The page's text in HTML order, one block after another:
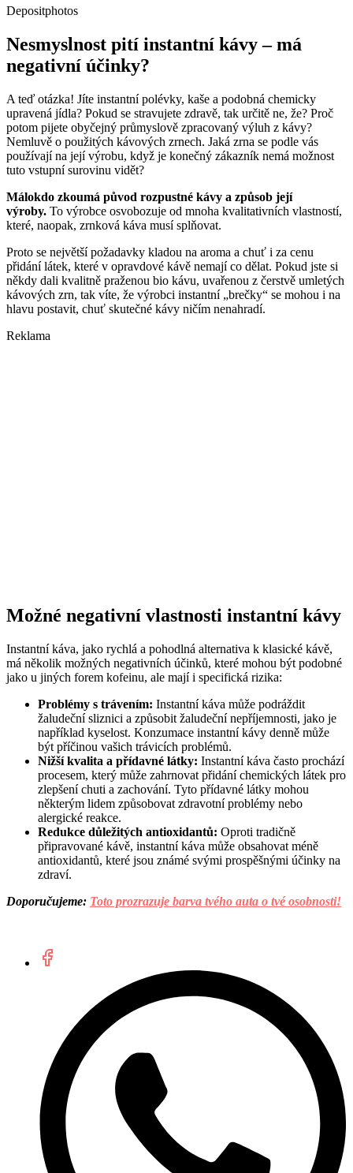
Depositphotos
Nesmyslnost pití instantní kávy – má
negativní účinky?
A teď otázka! Jíte instantní polévky, kaše a podobná chemicky
upravená jídla? Pokud se stravujete zdravě, tak určitě ne, že? Proč
potom pijete obyčejný průmyslově zpracovaný výluh z kávy?
Nemluvě o použitých kávových zrnech. Jaká zrna se podle vás
používají na její výrobu, když je konečný zákazník nemá možnost
tuto vstupní surovinu vidět?
Málokdo zkoumá původ rozpustné kávy a způsob její
výroby. To výrobce osvobozuje od mnoha kvalitativních vlastností,
které, naopak, zrnková káva musí splňovat.
Proto se největší požadavky kladou na aroma a chuť i za cenu
přidání látek, které v opravdové kávě nemají co dělat. Pokud jste si
někdy dali kvalitně praženou bio kávu, uvařenou z čerstvě umletých
kávových zrn, tak víte, že výrobci instantní „brečky“ se mohou i na
hlavu postavit, chuť skutečné kávy ničím nenahradí.
Reklama
Možné negativní vlastnosti instantní kávy
Instantní káva, jako rychlá a pohodlná alternativa k klasické kávě,
má několik možných negativních účinků, které mohou být podobné
jako u jiných forem kofeinu, ale mají i specifická rizika:
Problémy s trávením: Instantní káva může podráždit
žaludeční sliznici a způsobit žaludeční nepříjemnosti, jako je
například kyselost. Konzumace instantní kávy denně může
být příčinou vašich trávicích problémů.
Nižší kvalita a přídavné látky: Instantní káva často prochází
procesem, který může zahrnovat přidání chemických látek pro
zlepšení chuti a zachování. Tyto přídavné látky mohou
některým lidem způsobovat zdravotní problémy nebo
alergické reakce.
Redukce důležitých antioxidantů: Oproti tradičně
připravované kávě, instantní káva může obsahovat méně
antioxidantů, které jsou známé svými prospěšnými účinky na
zdraví.
Doporučujeme: Toto prozrazuje barva tvého auta o tvé osobnosti!